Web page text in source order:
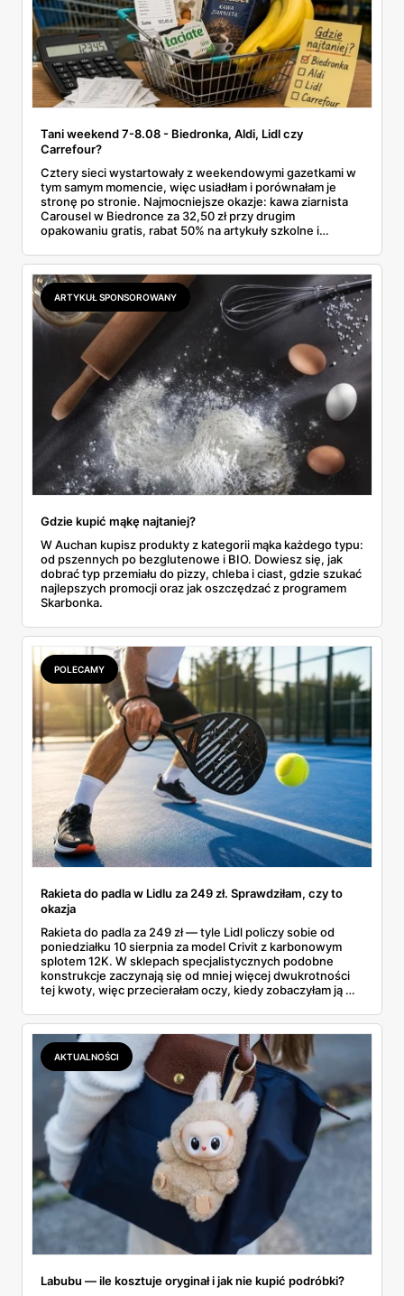
Tani weekend 7-8.08 - Biedronka, Aldi, Lidl czy
Carrefour?
Cztery sieci wystartowały z weekendowymi gazetkami w
tym samym momencie, więc usiadłam i porównałam je
stronę po stronie. Najmocniejsze okazje: kawa ziarnista
Carousel w Biedronce za 32,50 zł przy drugim
opakowaniu gratis, rabat 50% na artykuły szkolne i
2,99 zł za kilogram, ale wyłącznie w sobotę z aplikacją. Aldi
odpowiada masłem za 2,99 zł. Werdykt w skrócie:
najwięcej wyciśniesz z Biedronki, po świeże warzywa jedź
do Aldi.
ARTYKUŁ SPONSOROWANY
Gdzie kupić mąkę najtaniej?
W Auchan kupisz produkty z kategorii mąka każdego typu:
od pszennych po bezglutenowe i BIO. Dowiesz się, jak
dobrać typ przemiału do pizzy, chleba i ciast, gdzie szukać
najlepszych promocji oraz jak oszczędzać z programem
Skarbonka.
POLECAMY
Rakieta do padla w Lidlu za 249 zł. Sprawdziłam, czy to
okazja
Rakieta do padla za 249 zł — tyle Lidl policzy sobie od
poniedziałku 10 sierpnia za model Crivit z karbonowym
splotem 12K. W sklepach specjalistycznych podobne
konstrukcje zaczynają się od mniej więcej dwukrotności
tej kwoty, więc przecierałam oczy, kiedy zobaczyłam ją w
najszybciej rosnący sport w Polsce: kortów przybywa
lawinowo, a chętnych jeszcze szybciej. Sprawdziłam, co
dokładnie dostajemy za te pieniądze i komu taka rakieta
faktycznie wystarczy.
AKTUALNOŚCI
Labubu — ile kosztuje oryginał i jak nie kupić podróbki?